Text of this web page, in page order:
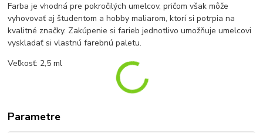
Farba je vhodná pre pokročilých umelcov, pričom však môže
vyhovovať aj študentom a hobby maliarom, ktorí si potrpia na
kvalitné značky. Zakúpenie si farieb jednotlivo umožňuje umelcovi
vyskladať si vlastnú farebnú paletu.
Veľkosť: 2,5 ml
Parametre